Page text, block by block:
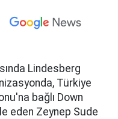
Lindesberg
Türkiye
bağlı Down
eden Zeynep Sude